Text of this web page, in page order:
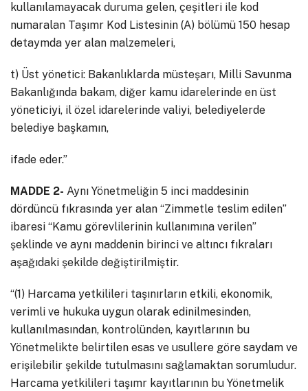
kullanılamayacak duruma gelen, çeşitleri ile kod
numaralan Taşımr Kod Listesinin (A) bölümü 150 hesap
detaymda yer alan malzemeleri,
t) Üst yönetici: Bakanlıklarda müsteşarı, Milli Savunma
Bakanlığında bakam, diğer kamu idarelerinde en üst
yöneticiyi, il özel idarelerinde valiyi, belediyelerde
belediye başkamın,
ifade eder.”
MADDE 2- Aynı Yönetmeliğin 5 inci maddesinin
dördüncü fıkrasında yer alan “Zimmetle teslim edilen”
ibaresi “Kamu görevlilerinin kullanımına verilen”
şeklinde ve aynı maddenin birinci ve altıncı fıkraları
aşağıdaki şekilde değiştirilmiştir.
“(1) Harcama yetkilileri taşınırların etkili, ekonomik,
verimli ve hukuka uygun olarak edinilmesinden,
kullanılmasından, kontrolünden, kayıtlarının bu
Yönetmelikte belirtilen esas ve usullere göre saydam ve
erişilebilir şekilde tutulmasını sağlamaktan sorumludur.
Harcama yetkilileri taşımr kayıtlarının bu Yönetmelik